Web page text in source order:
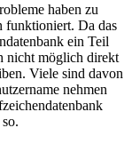
haben zu
funktioniert. Da das
ein Teil
nicht möglich direkt
Viele sind davon
nehmen